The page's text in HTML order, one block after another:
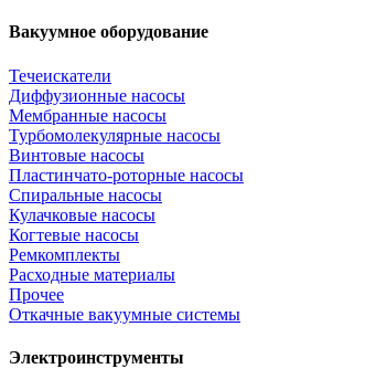
Вакуумное оборудование
Течеискатели
Диффузионные насосы
Мембранные насосы
Турбомолекулярные насосы
Винтовые насосы
Пластинчато-роторные насосы
Спиральные насосы
Кулачковые насосы
Когтевые насосы
Ремкомплекты
Расходные материалы
Прочее
Откачные вакуумные системы
Электроинструменты